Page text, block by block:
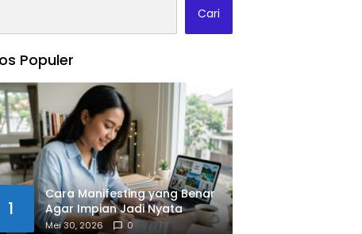
Cari
Populer
1
Cara Manifesting yang Benar
Agar Impian Jadi Nyata
Mei 30, 2026 0